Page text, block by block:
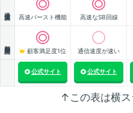
高速バースト機能 高速なSB回線
顧客満足度1位 通信速度が速い
公式サイト 公式サイト
↑この表は横ス